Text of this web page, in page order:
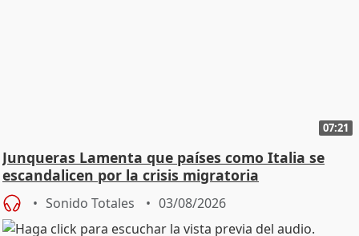
07:21
Junqueras Lamenta que países como Italia se
escandalicen por la crisis migratoria
Sonido Totales 03/08/2026